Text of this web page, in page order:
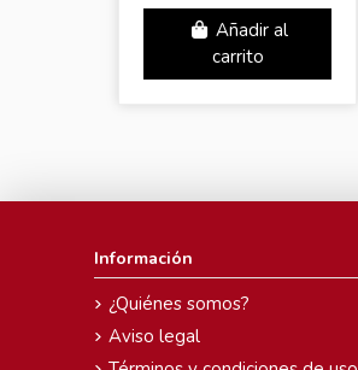
Añadir al
carrito
Información
¿Quiénes somos?
Aviso legal